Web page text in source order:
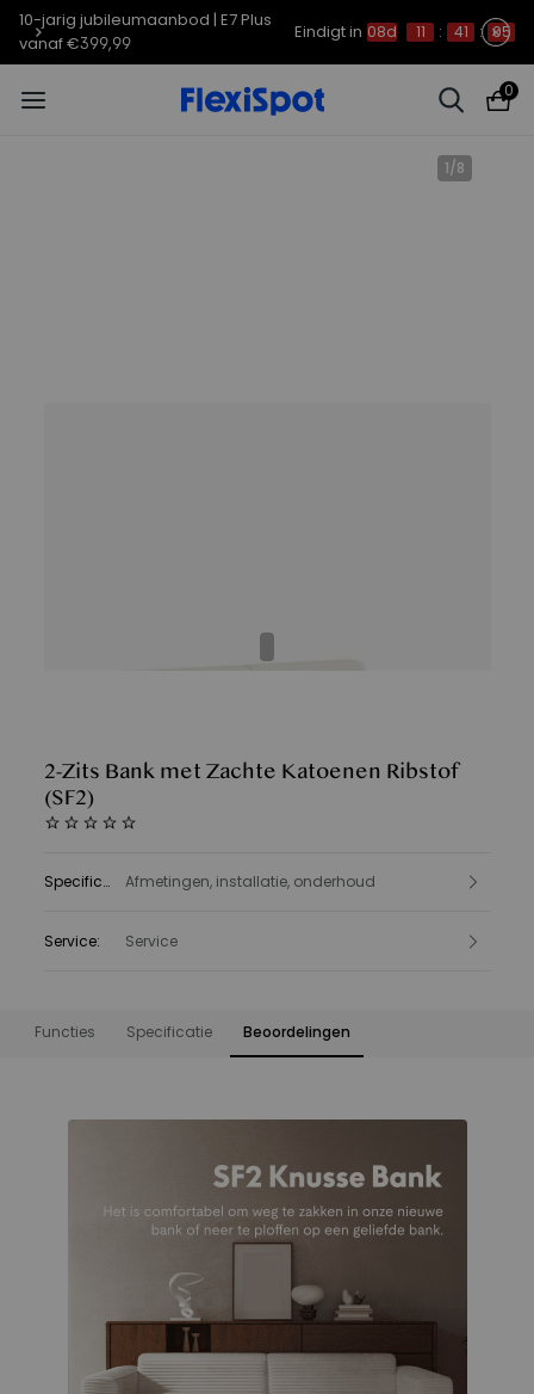
10-jarig jubileumaanbod | E7 Plus
vanaf €399,99
Eindigt in 08d 11 : 41 : 04
0
1/8
2-Zits Bank met Zachte Katoenen Ribstof
(SF2)
Specificatie :
Afmetingen, installatie, onderhoud
Service: Service
Functies Specificatie Beoordelingen